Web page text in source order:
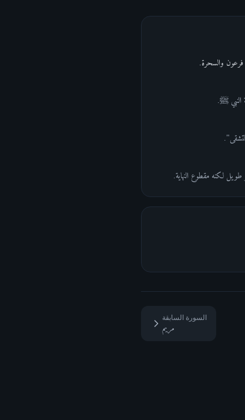
النبي ﷺ.
لكنه مقطوع النهاية.
السورة السابقة
مريم